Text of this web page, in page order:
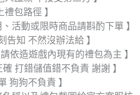
包路徑 】
活動或限時商品請斟酌下單 】
告知 不然沒辦法給 】
依造遊戲內現有的禮包為主 】
打錯儲值錯不負責 謝謝 】
狗狗不負責 】